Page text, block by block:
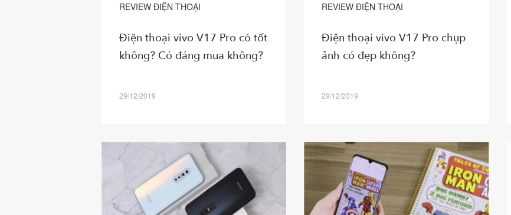
REVIEW ĐIỆN THOẠI
Điện thoại vivo V17 Pro có tốt
không? Có đáng mua không?
29/12/2019
REVIEW ĐIỆN THOẠI
Điện thoại vivo V17 Pro chụp
ảnh có đẹp không?
29/12/2019